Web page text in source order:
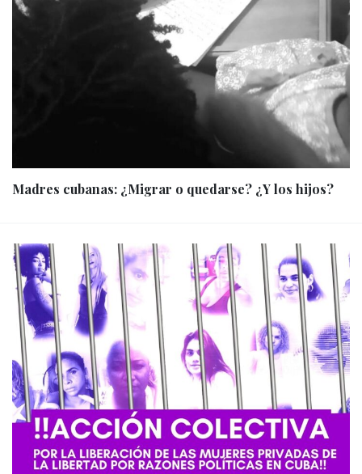
Madres cubanas: ¿Migrar o quedarse? ¿Y los hijos?